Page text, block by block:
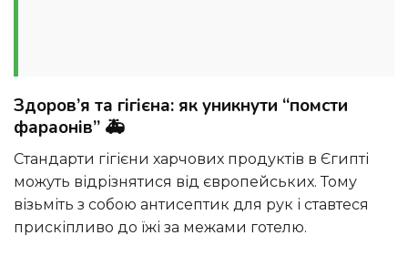
Здоров’я та гігієна: як уникнути “помсти
фараонів” 🚑
Стандарти гігієни харчових продуктів в Єгипті
можуть відрізнятися від європейських. Тому
візьміть з собою антисептик для рук і ставтеся
прискіпливо до їжі за межами готелю.